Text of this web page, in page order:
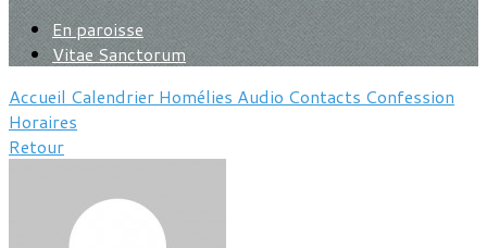
En paroisse
Vitae Sanctorum
Accueil Calendrier Homélies Audio Contacts Confession
Horaires
Retour